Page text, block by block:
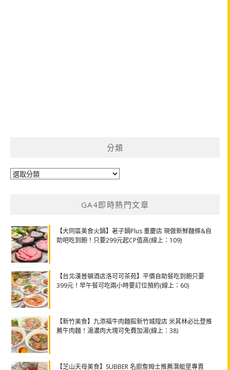
分類
分
GA4即時熱門文章
【大同區美食火鍋】荖子鍋Plus 重慶店 現做新鮮麵條&自
助吧吃到飽！只要299元起CP值高(線上：109)
【台北漢普頓酒店洛可可茶苑】平價自助餐吃到飽只要
399元！早午餐可吃兩小時要訂位預約(線上：60)
【新竹美食】九添福牛肉麵館新竹城隍店 米其林必比登推
薦牛肉麵！湯濃肉大塊可免費加湯(線上：38)
【芝山天母美食】SUBBER 名廚詹姆士推薦潛艇堡專賣